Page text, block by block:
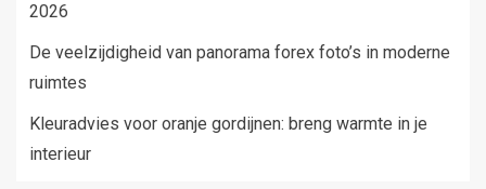
2026
De veelzijdigheid van panorama forex foto’s in moderne
ruimtes
Kleuradvies voor oranje gordijnen: breng warmte in je
interieur